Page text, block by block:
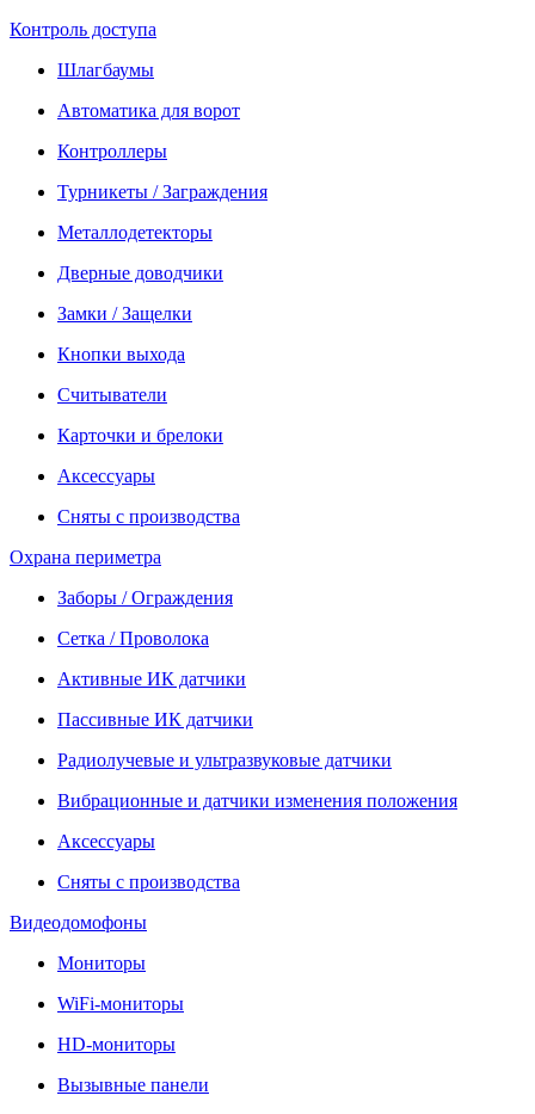
Контроль доступа
Шлагбаумы
Автоматика для ворот
Контроллеры
Турникеты / Заграждения
Металлодетекторы
Дверные доводчики
Замки / Защелки
Кнопки выхода
Считыватели
Карточки и брелоки
Аксессуары
Сняты с производства
Охрана периметра
Заборы / Ограждения
Сетка / Проволока
Активные ИК датчики
Пассивные ИК датчики
Радиолучевые и ультразвуковые датчики
Вибрационные и датчики изменения положения
Аксессуары
Сняты с производства
Видеодомофоны
Мониторы
WiFi-мониторы
HD-мониторы
Вызывные панели